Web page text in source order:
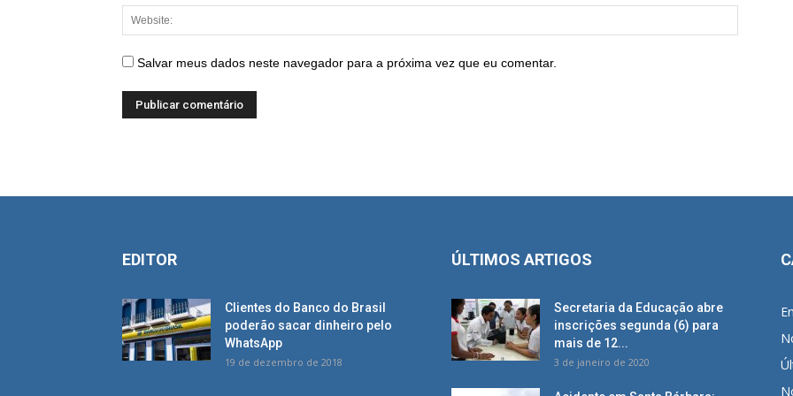
Salvar meus dados neste navegador para a próxima vez que eu comentar.
EDITOR
Clientes do Banco do Brasil
poderão sacar dinheiro pelo
WhatsApp
19 de dezembro de 2018
ÚLTIMOS ARTIGOS
Secretaria da Educação abre
inscrições segunda (6) para
mais de 12...
3 de janeiro de 2020